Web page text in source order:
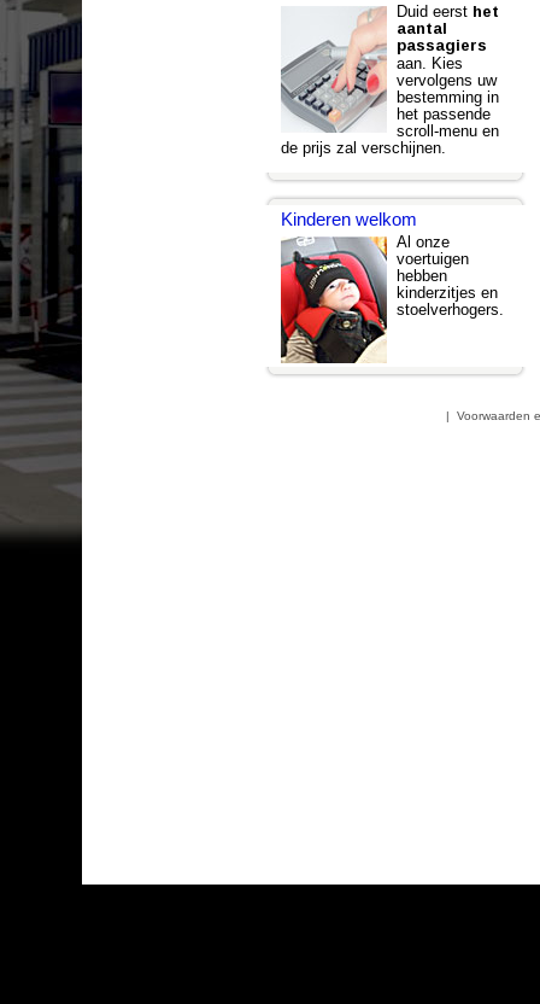
Duid eerst het
aantal
passagiers
aan. Kies
vervolgens uw
bestemming in
het passende
scroll-menu en
de prijs zal verschijnen.
Kinderen welkom
Al onze
voertuigen
hebben
kinderzitjes en
stoelverhogers.
| Voorwaarden